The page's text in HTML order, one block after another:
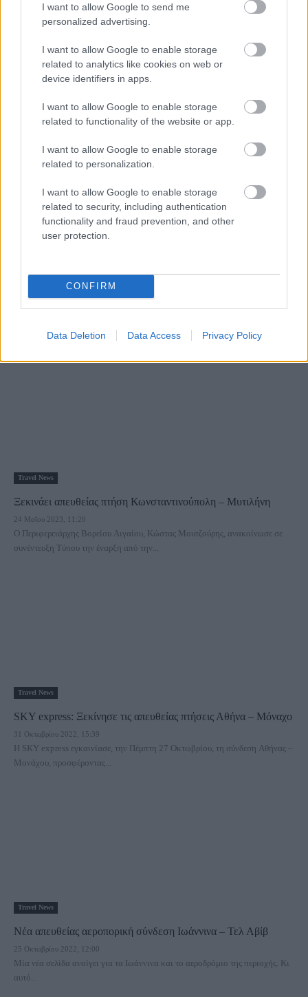
I want to allow Google to send me
personalized advertising.
I want to allow Google to enable storage
related to analytics like cookies on web or
device identifiers in apps.
I want to allow Google to enable storage
related to functionality of the website or app.
I want to allow Google to enable storage
related to personalization.
I want to allow Google to enable storage
related to security, including authentication
functionality and fraud prevention, and other
user protection.
CONFIRM
Data Deletion Data Access Privacy Policy
Βοστώνη – Αθήνα
H Delta Airlines προσθέτει στο πρόγραμμά της νέες καθημερινές απευθείας
πτήσεις Βοστώνη – Αθήνα...
Κωνσταντινούπολης
συνδέει τη...
Travel News
Ξεκινάει απευθείας πτήση Κωνσταντινούπολη – Μυτιλήνη
24 Μαΐου 2023, 11:20
Ο Περιφερειάρχης Βορείου Αιγαίου, Κώστας Μουτζούρης, ανακοίνωσε σε
συνέντευξη Τύπου την έναρξη από την...
Travel News
SKY express: Ξεκίνησε τις απευθείας πτήσεις Αθήνα – Μόναχο
31 Οκτωβρίου 2022, 15:39
Η SKY express εγκαινίασε, την Πέμπτη 27 Οκτωβρίου, τη σύνδεση Αθήνας –
Μονάχου, προσφέροντας...
Travel News
Νέα απευθείας αεροπορική σύνδεση Ιωάννινα – Τελ Αβίβ
25 Οκτωβρίου 2022, 12:00
Μία νέα σελίδα ανοίγει για τα Ιωάννινα και το αεροδρόμιο της περιοχής. Κι
αυτό...